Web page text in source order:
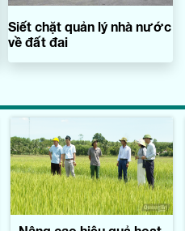
Siết chặt quản lý nhà nước
về đất đai